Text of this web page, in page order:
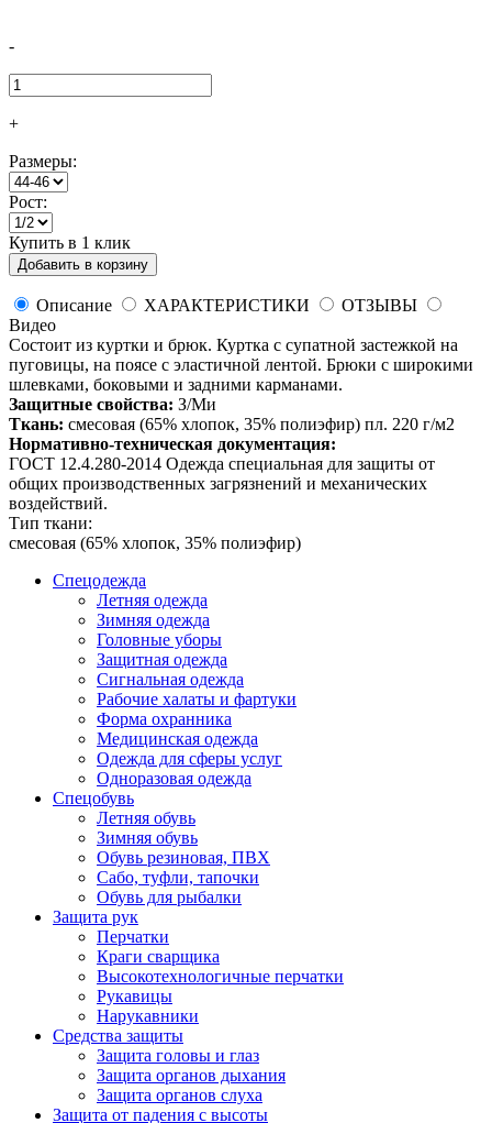
-
+
Размеры:
Рост:
Купить в 1 клик
Добавить в корзину
Описание ХАРАКТЕРИСТИКИ
ОТЗЫВЫ
Видео
Состоит из куртки и брюк. Куртка с супатной застежкой на
пуговицы, на поясе с эластичной лентой. Брюки с широкими
шлевками, боковыми и задними карманами.
Защитные свойства: З/Ми
Ткань: смесовая (65% хлопок, 35% полиэфир) пл. 220 г/м2
Нормативно-техническая документация:
ГОСТ 12.4.280-2014 Одежда специальная для защиты от
общих производственных загрязнений и механических
воздействий.
Тип ткани:
смесовая (65% хлопок, 35% полиэфир)
Спецодежда
Летняя одежда
Зимняя одежда
Головные уборы
Защитная одежда
Сигнальная одежда
Рабочие халаты и фартуки
Форма охранника
Медицинская одежда
Одежда для сферы услуг
Одноразовая одежда
Спецобувь
Летняя обувь
Зимняя обувь
Обувь резиновая, ПВХ
Сабо, туфли, тапочки
Обувь для рыбалки
Защита рук
Перчатки
Краги сварщика
Высокотехнологичные перчатки
Рукавицы
Нарукавники
Средства защиты
Защита головы и глаз
Защита органов дыхания
Защита органов слуха
Защита от падения с высоты